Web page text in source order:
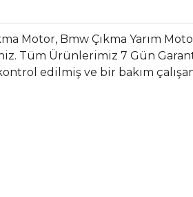
Motor, Bmw Çıkma Yarım
Tüm Ürünlerimiz 7 Gün
edilmiş ve bir bakım